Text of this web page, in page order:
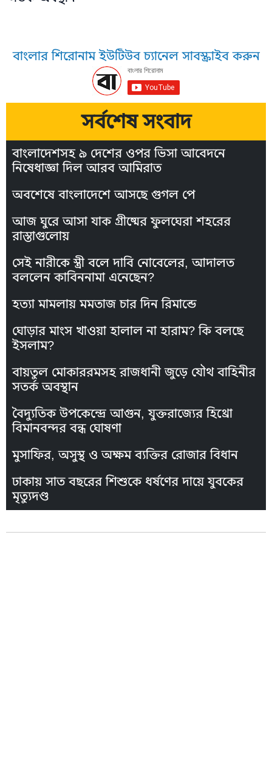
বাংলার শিরোনাম ইউটিউব চ্যানেল সাবস্ক্রাইব করুন
সর্বশেষ সংবাদ
বাংলাদেশসহ ৯ দেশের ওপর ভিসা আবেদনে
নিষেধাজ্ঞা দিল আরব আমিরাত
অবশেষে বাংলাদেশে আসছে গুগল পে
আজ ঘুরে আসা যাক গ্রীষ্মের ফুলঘেরা শহরের
রাস্তাগুলোয়
সেই নারীকে স্ত্রী বলে দাবি নোবেলের, আদালত
বললেন কাবিননামা এনেছেন?
হত্যা মামলায় মমতাজ চার দিন রিমান্ডে
ঘোড়ার মাংস খাওয়া হালাল না হারাম? কি বলছে
ইসলাম?
বায়তুল মোকাররমসহ রাজধানী জুড়ে যৌথ বাহিনীর
সতর্ক অবস্থান
বৈদ্যুতিক উপকেন্দ্রে আগুন, যুক্তরাজ্যের হিথ্রো
বিমানবন্দর বন্ধ ঘোষণা
মুসাফির, অসুস্থ ও অক্ষম ব্যক্তির রোজার বিধান
ঢাকায় সাত বছরের শিশুকে ধর্ষণের দায়ে যুবকের
মৃত্যুদণ্ড